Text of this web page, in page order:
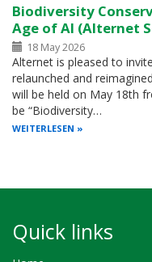
Biodiversity
Age of AI (Alternet
18 May 2026
Alternet is pleased to
relaunched and
will be held on May 18th
be “Biodiversity…
WEITERLESEN
Quick links